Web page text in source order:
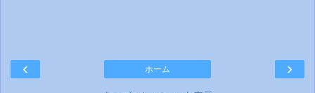
‹ ›
ホーム